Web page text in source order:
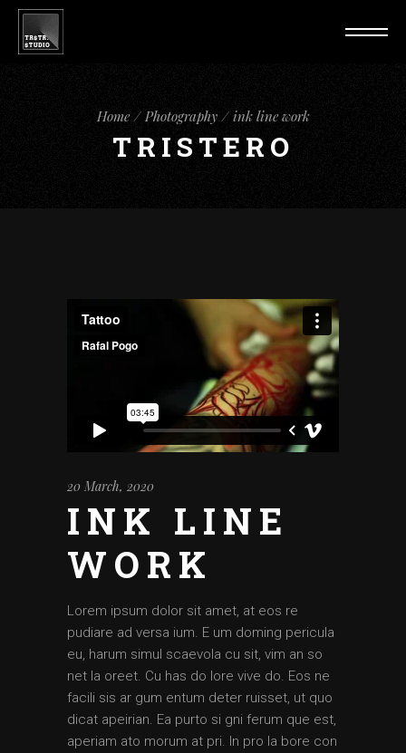
Home Photography ink line work
TRISTERO
20 March, 2020
INK LINE
WORK
Lorem ipsum dolor sit amet, at eos re
pudiare ad versa ium. E um doming pericula
eu, harum simul scaevola cu sit, vim an so
net la oreet. Cu has do lore vive do. Eos ne
facili sis ar gum entum deter ruisset, ut quo
dicat apeirian. Ea purto si gni ferum que est,
aperiam ato morum at pri. In pro la bore con